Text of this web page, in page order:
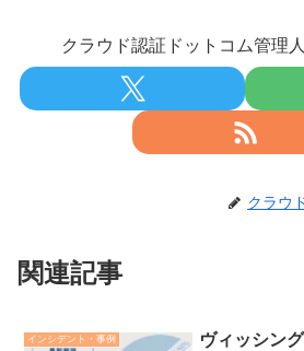
クラウド認証ドットコム管理
クラウ
関連記事
インシデント・事例
ヴィッシン